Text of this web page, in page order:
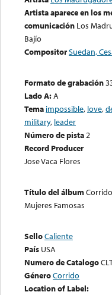
Artista aparece en los
comunicación Los
Bajío
CompositorSuedan,
Formato de grabación
Lado A:A
Tema impossible, love,
military, leader
Número de pista2
Record Producer
Jose Vaca Flores
Título del álbum
Mujeres Famosas
SelloCaliente
País USA
Numero de Catalogo
GéneroCorrido
Location of Label: